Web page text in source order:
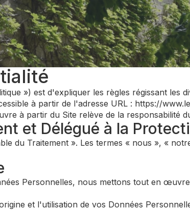
») est d'expliquer les règles régissant les
à partir de l'adresse URL : https://
à partir du Site relève de la responsabilité
et Délégué à la
du Traitement ». Les termes « nous », «
Personnelles, nous mettons tout en
et l'utilisation de vos Données